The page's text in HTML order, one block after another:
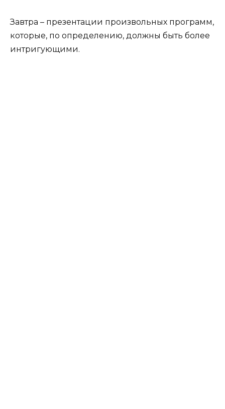
Завтра – презентации произвольных программ,
которые, по определению, должны быть более
интригующими.